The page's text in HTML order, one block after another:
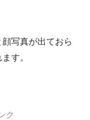
写真が出ておら
す。
ク